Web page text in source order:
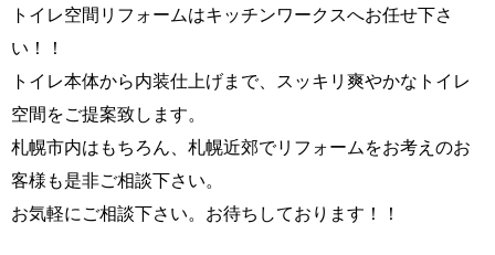
トイレ空間リフォームはキッチンワークスへお任せ下さ
い！！
トイレ本体から内装仕上げまで、スッキリ爽やかなトイレ
空間をご提案致します。
札幌市内はもちろん、札幌近郊でリフォームをお考えのお
客様も是非ご相談下さい。
お気軽にご相談下さい。お待ちしております！！